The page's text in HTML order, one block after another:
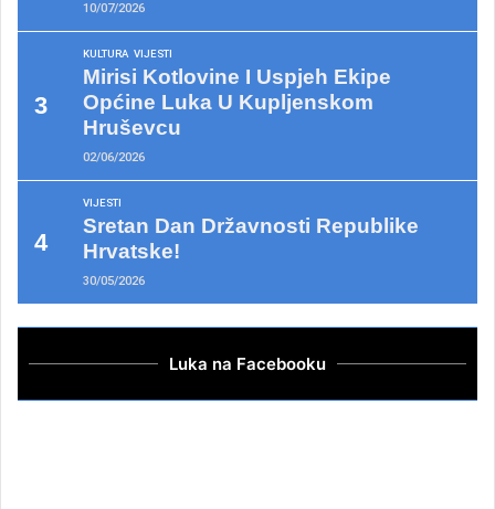
10/07/2026
KULTURA VIJESTI
Mirisi Kotlovine I Uspjeh Ekipe
Općine Luka U Kupljenskom
Hruševcu
02/06/2026
VIJESTI
Sretan Dan Državnosti Republike
Hrvatske!
30/05/2026
Luka na Facebooku